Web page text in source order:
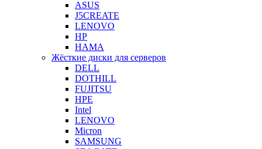
ASUS
J5CREATE
LENOVO
HP
HAMA
Жёсткие диски для серверов
DELL
DOTHILL
FUJITSU
HPE
Intel
LENOVO
Micron
SAMSUNG